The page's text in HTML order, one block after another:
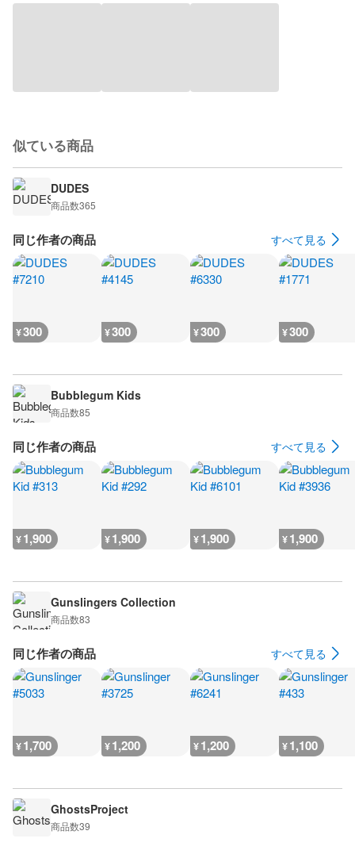
似ている商品
DUDES
商品数365
同じ作者の商品 すべて見る
¥300 ¥300 ¥300 ¥300
Bubblegum Kids
商品数85
同じ作者の商品 すべて見る
¥1,900 ¥1,900 ¥1,900 ¥1,900
Gunslingers Collection
商品数83
同じ作者の商品 すべて見る
¥1,700 ¥1,200 ¥1,200 ¥1,100
GhostsProject
商品数39